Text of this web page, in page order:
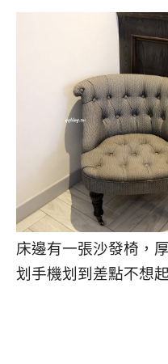
床邊有一張沙發椅，
划手機划到差點不想